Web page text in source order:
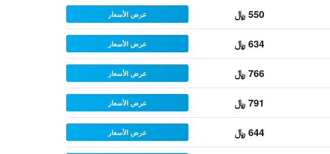
550 ﷼ عرض الأسعار
634 ﷼ عرض الأسعار
766 ﷼ عرض الأسعار
791 ﷼ عرض الأسعار
644 ﷼ عرض الأسعار